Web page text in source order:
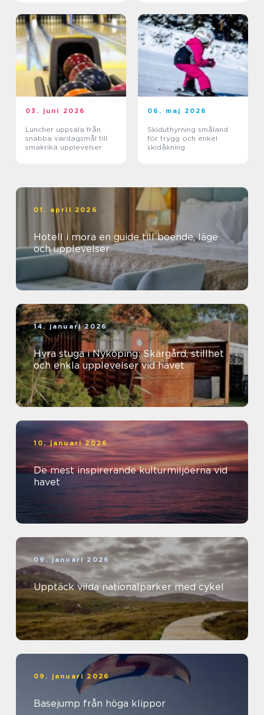
03. juni 2026
Luncher uppsala från
snabba vardagsmål till
smakrika upplevelser
06. maj 2026
Skiduthyrning småland
för trygg och enkel
skidåkning
01. april 2026
Hotell i mora en guide till boende, läge
och upplevelser
14. januari 2026
Hyra stuga i Nyköping: Skärgård, stillhet
och enkla upplevelser vid havet
10. januari 2026
De mest inspirerande kulturmiljöerna vid
havet
09. januari 2026
Upptäck vilda nationalparker med cykel
09. januari 2026
Basejump från höga klippor